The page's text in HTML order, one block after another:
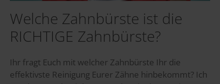
Welche Zahnbürste ist die
RICHTIGE Zahnbürste?
Ihr fragt Euch mit welcher Zahnbürste Ihr die
effektivste Reinigung Eurer Zähne hinbekommt? Ich